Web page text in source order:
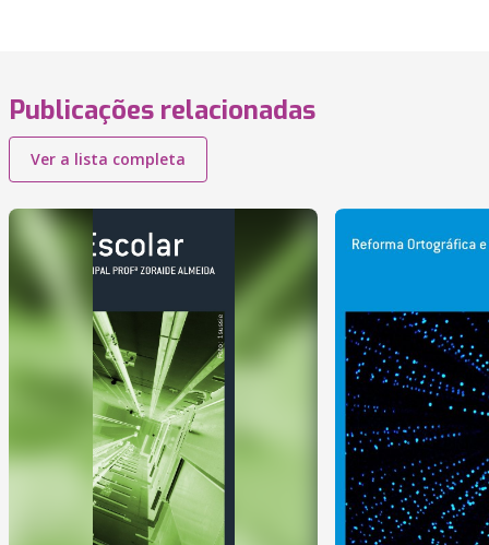
Publicações relacionadas
Ver a lista completa